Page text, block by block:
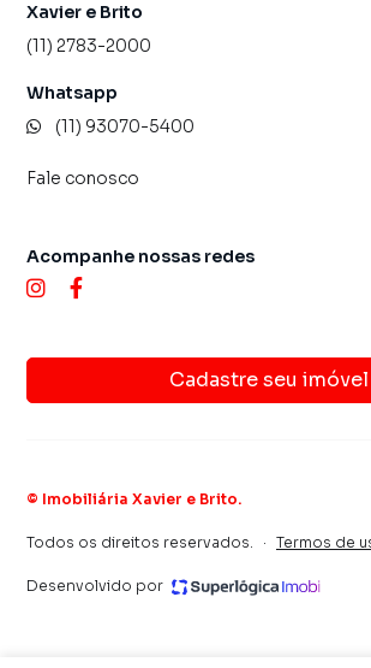
Xavier e Brito
(11) 2783-2000
Whatsapp
(11) 93070-5400
Fale conosco
Cadastre seu imóvel
Acompanhe nossas redes
© Imobiliária Xavier e Brito.
Todos os direitos reservados. · Termos de
Desenvolvido por